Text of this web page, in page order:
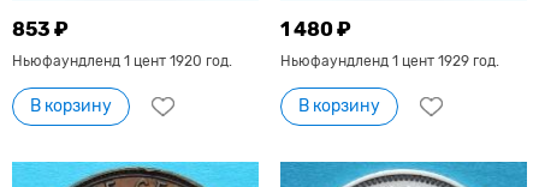
853 ₽
Ньюфаундленд 1 цент 1920 год.
В корзину
1 480 ₽
Ньюфаундленд 1 цент 1929 год.
В корзину